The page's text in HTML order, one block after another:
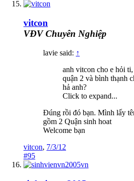
vitcon
VĐV Chuyên Nghiệp
lavie said: ↑
anh vitcon cho e hỏi
quận 2 và bình thạnh
hả anh?
Click to expand...
Đúng rồi đó bạn. Mình lấy
gồm 2 Quận sinh hoat
Welcome bạn
vitcon, 7/3/12
#95